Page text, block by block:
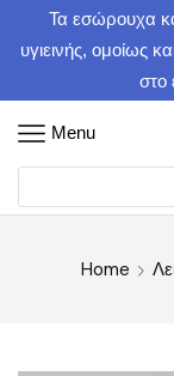
Τα εσώρουχα
υγιεινής, ομοίως
στο
Menu
Home